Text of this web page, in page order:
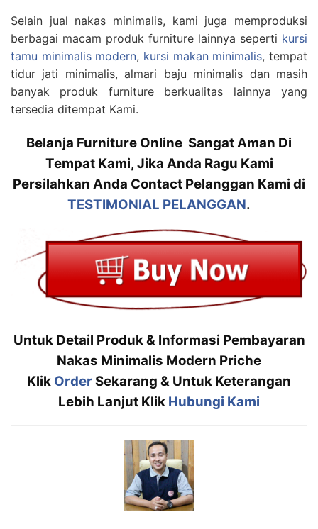
Selain jual nakas minimalis, kami juga memproduksi
berbagai macam produk furniture lainnya seperti kursi
tamu minimalis modern, kursi makan minimalis, tempat
tidur jati minimalis, almari baju minimalis dan masih
banyak produk furniture berkualitas lainnya yang
tersedia ditempat Kami.
Belanja Furniture Online Sangat Aman Di
Tempat Kami, Jika Anda Ragu Kami
Persilahkan Anda Contact Pelanggan Kami di
TESTIMONIAL PELANGGAN.
Untuk Detail Produk & Informasi Pembayaran
Nakas Minimalis Modern Priche
Klik OrderSekarang & Untuk Keterangan
Lebih Lanjut Klik Hubungi Kami